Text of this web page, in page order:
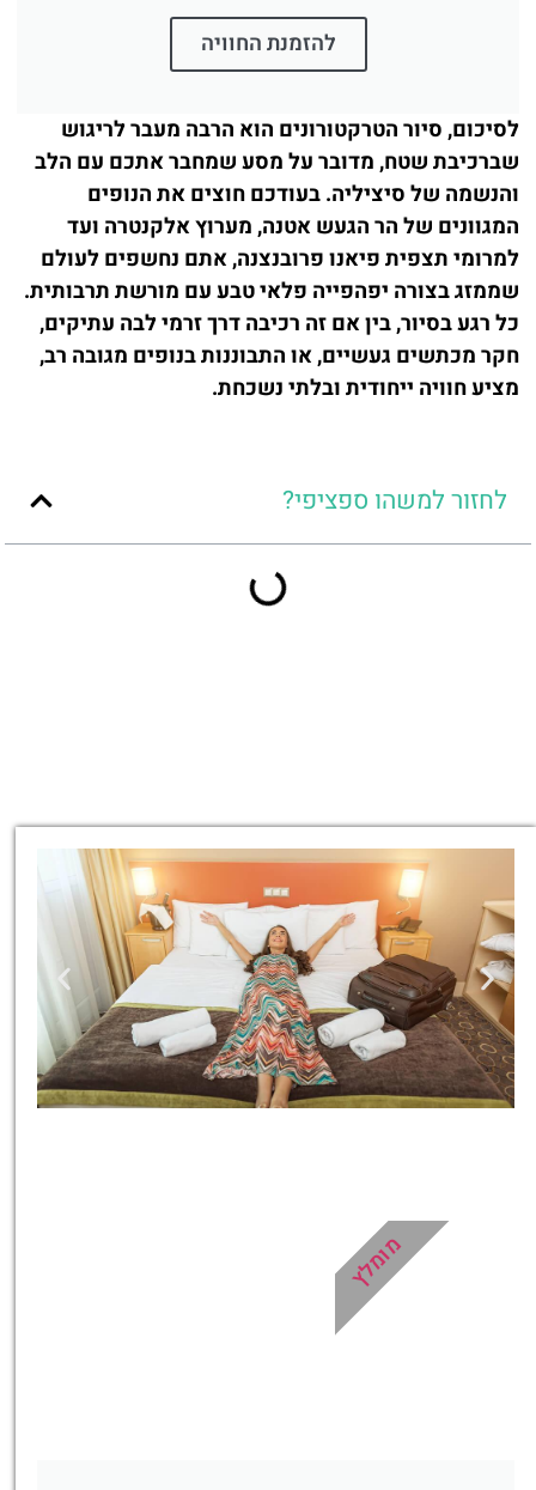
להזמנת החוויה
לסיכום, סיור הטרקטורונים הוא הרבה מעבר לריגוש
שברכיבת שטח, מדובר על מסע שמחבר אתכם עם הלב
והנשמה של סיציליה. בעודכם חוצים את הנופים
המגוונים של הר הגעש אטנה, מערוץ אלקנטרה ועד
למרומי תצפית פיאנו פרובנצנה, אתם נחשפים לעולם
שממזג בצורה יפהפייה פלאי טבע עם מורשת תרבותית.
כל רגע בסיור, בין אם זה רכיבה דרך זרמי לבה עתיקים,
חקר מכתשים געשיים, או התבוננות בנופים מגובה רב,
מציע חוויה ייחודית ובלתי נשכחת.
לחזור למשהו ספציפי?
מומלץ?
לחצו
פה!
מומלץ